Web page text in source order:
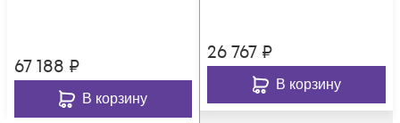
67 188 ₽
В корзину
26 767 ₽
В корзину